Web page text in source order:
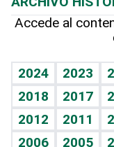
Hablando con el
Vida y familia
Eñe
Celebrando la vida
Línea de hit
TBT Deportivo
Más firmas
Hecho en casa
Guía del dinero
Cumpleaños
Horóscopos
Crucigramas
Accede al
2024 2023
2018
2017
2012
2011
2006
2005